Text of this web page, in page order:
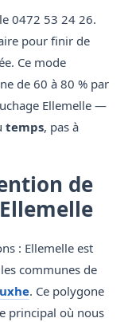
0472 53 24 26.
pour finir de
Ce mode
de 60 à 80 % par
Ellemelle —
temps, pas à
de
: Ellemelle est
communes de
. Ce polygone
principal où nous